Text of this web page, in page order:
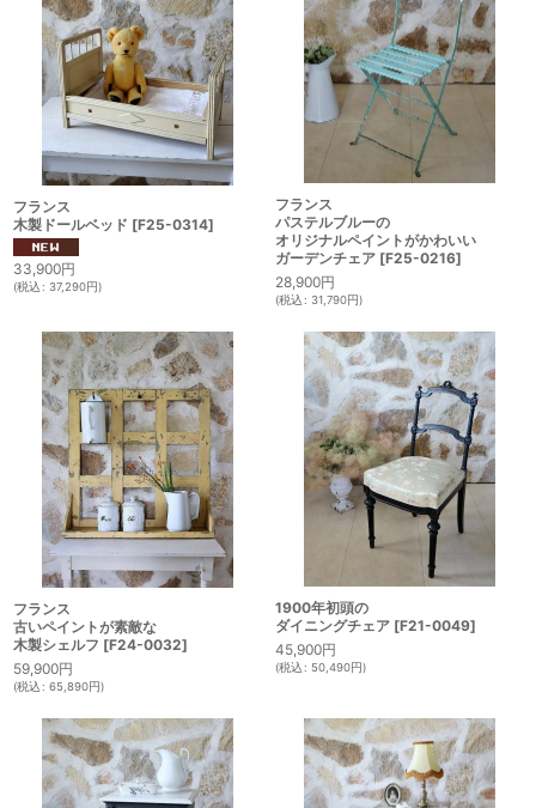
フランス
木製ドールベッド [F25-0314]
33,900円
(税込: 37,290円)
フランス
パステルブルーの
オリジナルペイントがかわいい
ガーデンチェア [F25-0216]
28,900円
(税込: 31,790円)
フランス
古いペイントが素敵な
木製シェルフ [F24-0032]
59,900円
(税込: 65,890円)
1900年初頭の
ダイニングチェア [F21-0049]
45,900円
(税込: 50,490円)